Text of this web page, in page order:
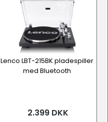
Lenco LBT-215BK pladespiller
med Bluetooth
2.399 DKK